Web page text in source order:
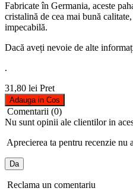
Fabricate în Germania, aceste
cristalină de cea mai bună
impecabilă.
Dacă aveți nevoie de alte
.
31,80 lei Pret
Adauga in Cos
Comentarii (0)
Nu sunt opinii ale clientilor in
Aprecierea ta pentru recenzie nu
Da
Reclama un comentariu